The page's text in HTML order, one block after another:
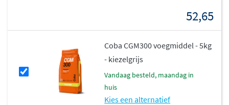
dat voldoet aan de hoogste
aantrekkelijk is maar ook het onderhoud
vergemakkelijkt. Het vlakke oppervlak en de matte
glansgraad zorgen voor een eigentijdse, tijdloze
uitstraling die jarenlang meegaat.
52,65
Coba CGM300 voegmiddel - 5kg
- kiezelgrijs
vandaag besteld, maandag in
huis
Kies een alternatief